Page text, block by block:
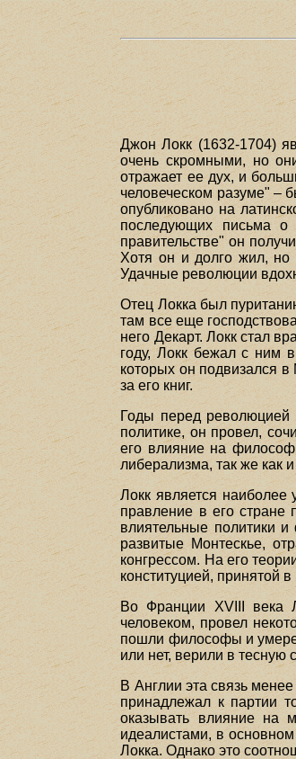
Джон Локк (1632-1704)
очень скромными, но
отражает ее дух, и
человеческом разуме" –
опубликовано на
последующих письма о
правительстве" он
Хотя он и долго жил, но
Удачные революции
Отец Локка был
там все еще
него Декарт. Локк стал
году, Локк бежал с ним
которых он подвизался
за его книг.
Годы перед революцией
политике, он провел,
его влияние на
либерализма, так же как
Локк является
правление в его стране
влиятельные политики
развитые Монтескье,
конгрессом. На его
конституцией, принятой в
Во Франции XVIII века
человеком, провел
пошли философы и
или нет, верили в тесную
В Англии эта связь
принадлежал к партии
оказывать влияние на
идеалистами, в
Локка. Однако это